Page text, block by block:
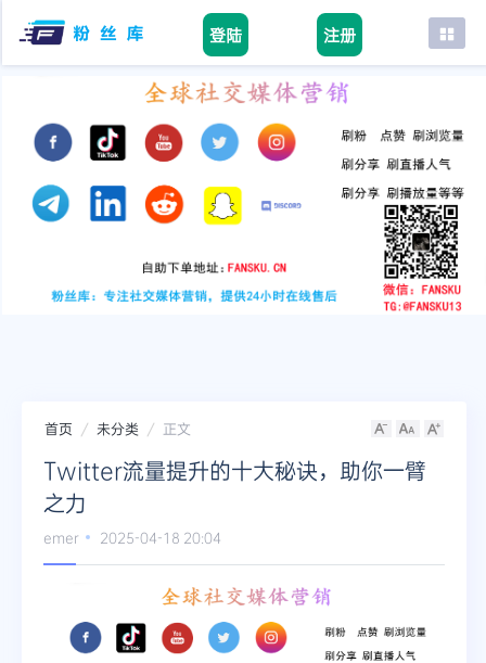
登陆 注册
首页
tiktok
youtube
instagram
首页 未分类 正文
Twitter流量提升的十大秘诀，助你一臂
之力
emer 2025-04-18 20:04